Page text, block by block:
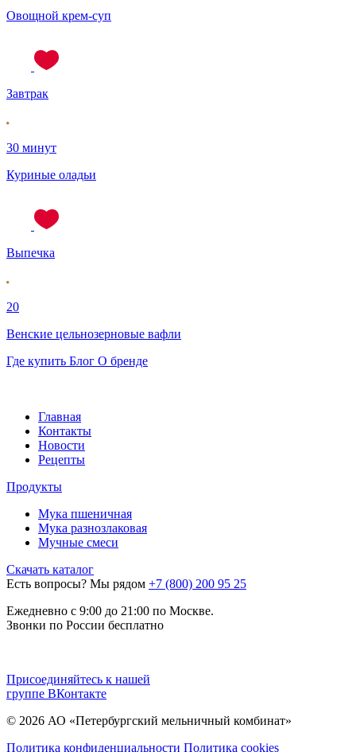
Овощной крем-суп
Завтрак
30 минут
Куриные оладьи
Выпечка
20
Венские цельнозерновые вафли
Где купить Блог О бренде
Главная
Контакты
Новости
Рецепты
Продукты
Мука пшеничная
Мука разнозлаковая
Мучные смеси
Скачать каталог
Есть вопросы? Мы рядом +7 (800) 200 95 25
Eжедневно с 9:00 до 21:00 по Москве.
Звонки по России бесплатно
Присоединяйтесь к нашей
группе ВКонтакте
© 2026 АО «Петербургский мельничный комбинат»
Политика конфиденциальности Политика cookies